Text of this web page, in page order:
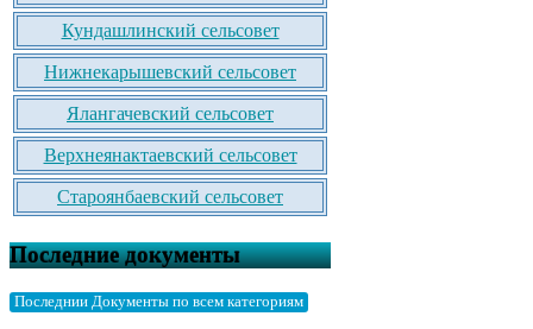
Кундашлинский сельсовет
Нижнекарышевский сельсовет
Ялангачевский сельсовет
Верхнеянактаевский сельсовет
Староянбаевский сельсовет
Последние документы
Последнии Документы по всем категориям